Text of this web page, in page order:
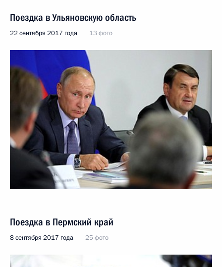
Поездка в Ульяновскую область
22 сентября 2017 года 13 фото
Поездка в Пермский край
8 сентября 2017 года 25 фото